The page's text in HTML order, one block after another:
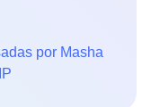
por Masha